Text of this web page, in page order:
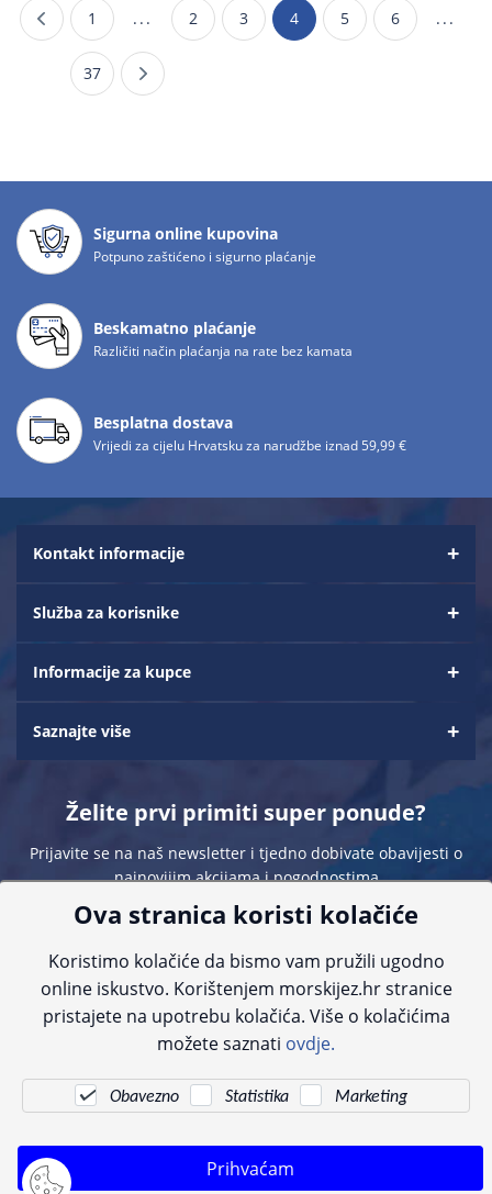
1 ... 2 3 4 5 6 ...
37
Sigurna online kupovina
Potpuno zaštićeno i sigurno plaćanje
Beskamatno plaćanje
Različiti način plaćanja na rate bez kamata
Besplatna dostava
Vrijedi za cijelu Hrvatsku za narudžbe iznad 59,99 €
Kontakt informacije
Služba za korisnike
Informacije za kupce
Saznajte više
Želite prvi primiti super ponude?
Prijavite se na naš newsletter i tjedno dobivate obavijesti o
najnovijim akcijama i pogodnostima
Sve navedene cijene sadrže PDV. Pokušavamo osigurati što preciznije
informacije, ali zbog tehnoloških ograničenja ne možemo garantirati potpunu
kontaktirajte nas putem telefona:+385 23 231 761ili e-maila:info@morskijez.hr
Ova stranica koristi kolačiće
Koristimo kolačiće da bismo vam pružili ugodno
online iskustvo. Korištenjem morskijez.hr stranice
pristajete na upotrebu kolačića. Više o kolačićima
možete saznati ovdje.
Obavezno Statistika Marketing
Prihvaćam